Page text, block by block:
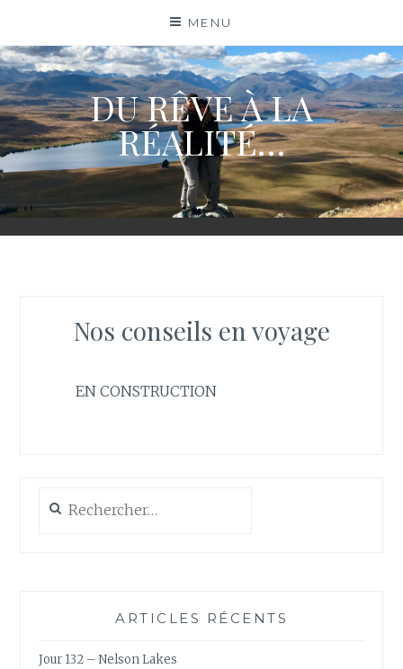
content
MENU
DU RÊVE À LA
RÉALITÉ…
Nos conseils en voyage
EN CONSTRUCTION
ARTICLES RÉCENTS
Jour 132 – Nelson Lakes